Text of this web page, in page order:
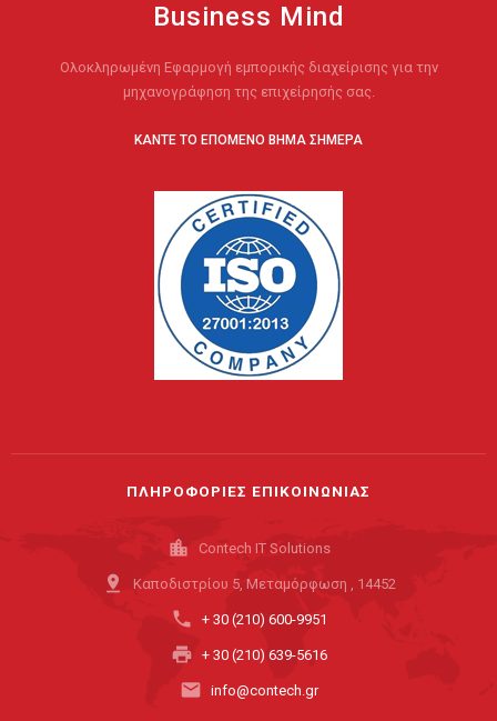
Business Mind
Ολοκληρωμένη Εφαρμογή εμπορικής διαχείρισης για την
μηχανογράφηση της επιχείρησής σας.
ΚΑΝΤΕ ΤΟ ΕΠΟΜΕΝΟ ΒΗΜΑ ΣΗΜΕΡΑ
ΠΛΗΡΟΦΟΡΙΕΣ ΕΠΙΚΟΙΝΩΝΙΑΣ
location_city Contech IT Solutions
pin_drop Καποδιστρίου 5, Μεταμόρφωση , 14452
phone + 30 (210) 600-9951
print + 30 (210) 639-5616
email info@contech.gr